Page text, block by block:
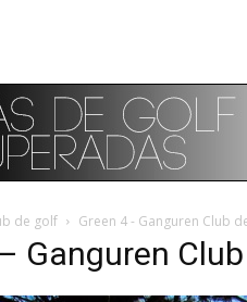
de golf Green 4 - Ganguren Club
Ganguren